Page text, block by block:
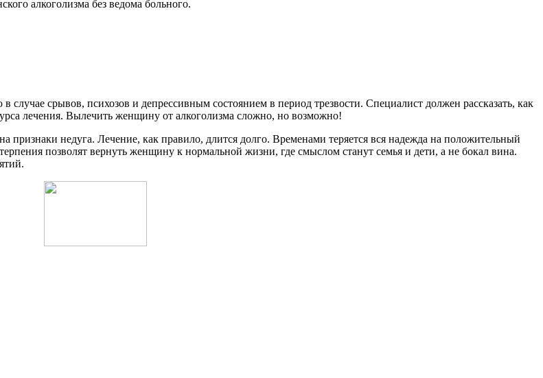
алкоголизма без ведома больного.
срывов, психозов и депрессивным состоянием в период трезвости. Специалист должен рассказать, как
лечения. Вылечить женщину от алкоголизма сложно, но возможно!
недуга. Лечение, как правило, длится долго. Временами теряется вся надежда на положительный
позволят вернуть женщину к нормальной жизни, где смыслом станут семья и дети, а не бокал вина.